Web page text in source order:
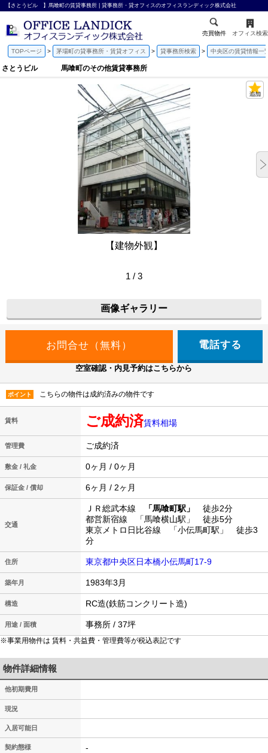
【さとうビル 】馬喰町の賃貸事務所 | 貸事務所・貸オフィスのオフィスランディック株式会社
売買物件 オフィス検索
TOPページ 茅場町の貸事務所・賃貸オフィス 貸事務所検索 中央区の賃貸情報一
さとうビル 馬喰町のその他賃貸事務所
【建物外観】
1 / 3
画像ギャラリー
電話する
空室確認・内見予約はこちらから
ポイント こちらの物件は成約済みの物件です
賃料 ご成約済賃料相場
管理費 ご成約済
敷金 / 礼金 0ヶ月 / 0ヶ月
保証金 / 償却 6ヶ月 / 2ヶ月
交通
ＪＲ総武本線 「馬喰町駅」
徒歩2分
都営新宿線 「馬喰横山駅」 徒歩5分
東京メトロ日比谷線 「小伝馬町駅」 徒歩3
分
住所 東京都中央区日本橋小伝馬町17-9
築年月 1983年3月
構造 RC造(鉄筋コンクリート造)
用途 / 面積 事務所 / 37坪
※事業用物件は 賃料・共益費・管理費等が税込表記です
物件詳細情報
他初期費用
現況
入居可能日
契約態様 -